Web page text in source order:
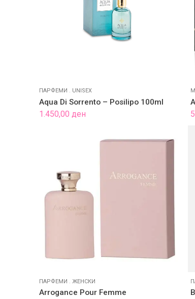
ПАРФЕМИ . UNISEX
Aqua Di Sorrento – Posilipo 100ml
1.450,00 ден
ПАРФЕМИ . ЖЕНСКИ
Arrogance Pour Femme